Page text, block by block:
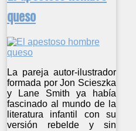
queso
La pareja autor-ilustrador
formada por Jon Scieszka
y Lane Smith ya había
fascinado al mundo de la
literatura infantil con su
versión rebelde y sin